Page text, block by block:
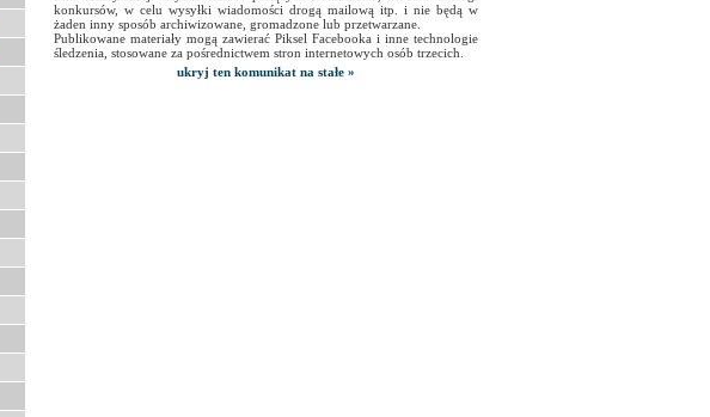
konkursów, w celu wysyłki wiadomości drogą mailową itp. i nie będą w
żaden inny sposób archiwizowane, gromadzone lub przetwarzane.
Publikowane materiały mogą zawierać Piksel Facebooka i inne technologie
śledzenia, stosowane za pośrednictwem stron internetowych osób trzecich.
ukryj ten komunikat na stałe »